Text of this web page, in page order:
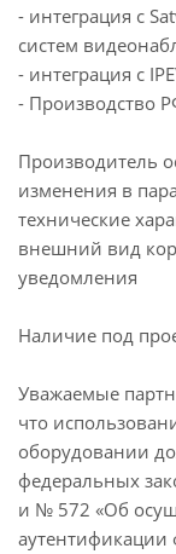
- интеграция с
систем
- интеграция с
- Производство
Производитель
изменения в
технические
внешний вид
уведомления
Наличие под
Уважаемые
что
оборудовании
федеральных
и № 572 «Об
аутентификации